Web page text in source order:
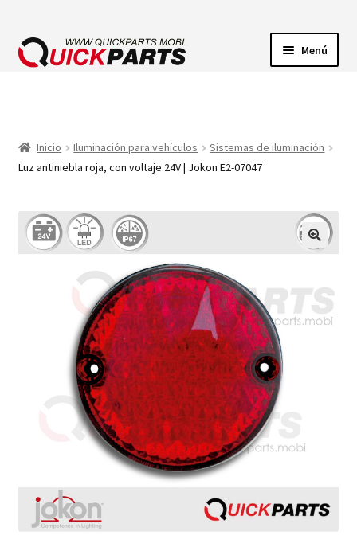
Menú
CLAXONES
Inicio Iluminación para vehículos
Sistemas de iluminación
Luz antiniebla roja, con voltaje 24V | Jokon E2-07047